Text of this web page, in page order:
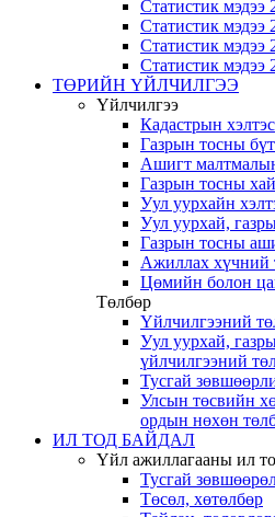
Статистик мэдээ
Статистик мэдээ
Статистик мэдээ
Статистик мэдээ
ТӨРИЙН ҮЙЛЧИЛГЭЭ
Үйлчилгээ
Кадастрын хэлтэс
Газрын тосны
Ашигт
Газрын тосны
Уул уурхайн
Уул уурхай,
Газрын тосны
Ажиллах хүчний
Цөмийн болон
Төлбөр
Үйлчилгээний
Уул уурхай,
үйлчилгээний
Тусгай
Улсын төсвийн
ордын нөхөн
ИЛ ТОД БАЙДАЛ
Үйл ажиллагааны ил
Тусгай
Төсөл, хөтөлбөр